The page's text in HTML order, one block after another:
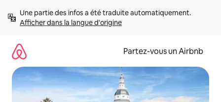
directement
Afficher dans la langue d'origine
Partez-vous un Airbnb